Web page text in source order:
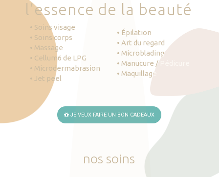
'essence de la beauté
• Soins visage
• Soins corps
• Massage
• Cellum6 de LPG
• Microdermabrasion
• Jet peel
• Épilation
• Art du regard
• Microblading
• Manucure / Pédicure
• Maquillage
JE VEUX FAIRE UN BON CADEAUX
nos soins